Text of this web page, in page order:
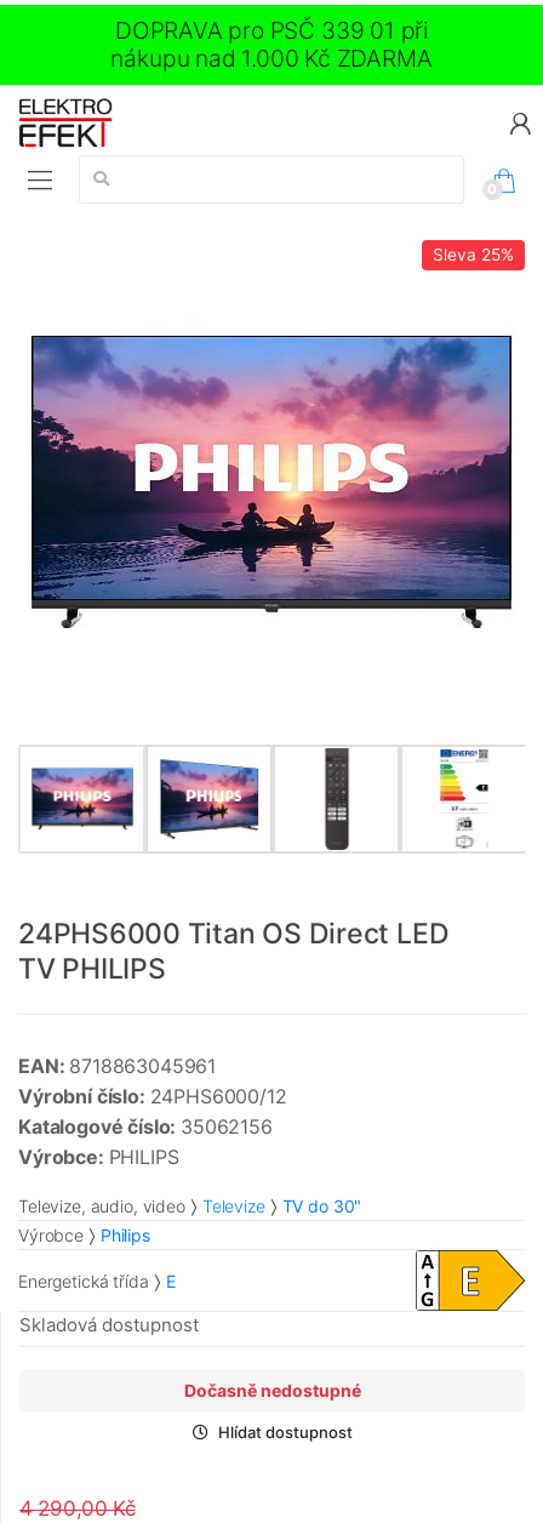
DOPRAVA pro PSČ 339 01 při
nákupu nad 1.000 Kč ZDARMA
Vyhledávání:
0
Sleva 25%
24PHS6000 Titan OS Direct LED
TV PHILIPS
EAN: 8718863045961
Výrobní číslo: 24PHS6000/12
Katalogové číslo: 35062156
Výrobce: PHILIPS
Televize, audio, video Televize
TV do 30"
Výrobce
Philips
Energetická třída E
Skladová dostupnost
Dočasně nedostupné
Hlídat dostupnost
4 290,00 Kč